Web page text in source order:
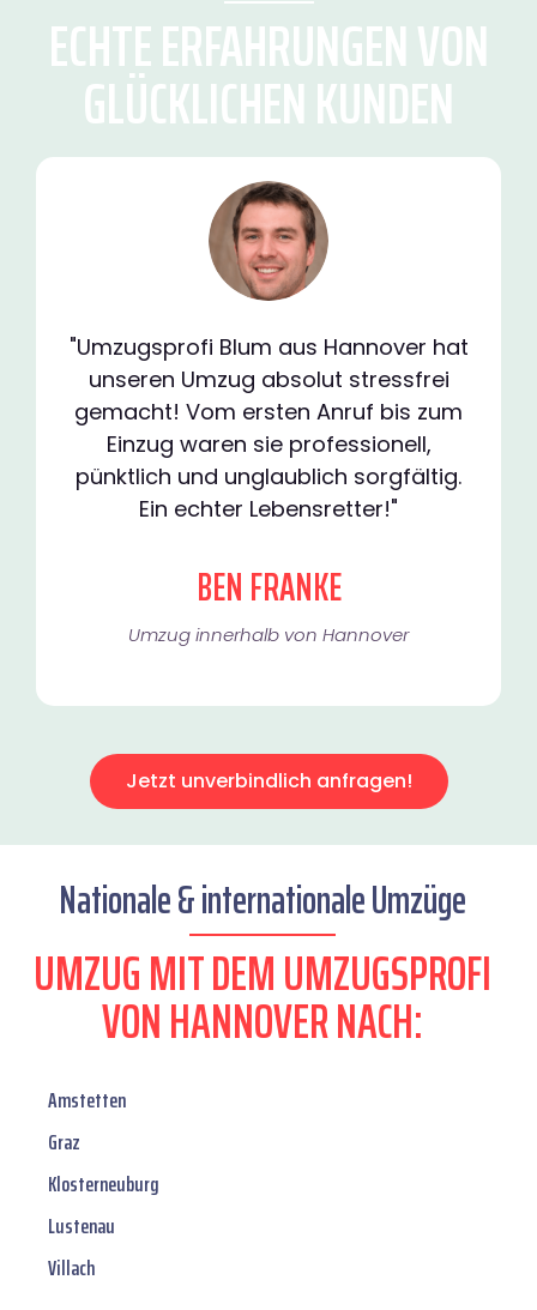
ECHTE ERFAHRUNGEN VON
GLÜCKLICHEN KUNDEN
"Umzugsprofi Blum aus Hannover hat
unseren Umzug absolut stressfrei
gemacht! Vom ersten Anruf bis zum
Einzug waren sie professionell,
pünktlich und unglaublich sorgfältig.
Ein echter Lebensretter!"
BEN FRANKE
Umzug innerhalb von Hannover​
Jetzt unverbindlich anfragen!
Nationale & internationale Umzüge
UMZUG MIT DEM UMZUGSPROFI
VON HANNOVER NACH:
Amstetten
Graz
Klosterneuburg
Lustenau
Villach